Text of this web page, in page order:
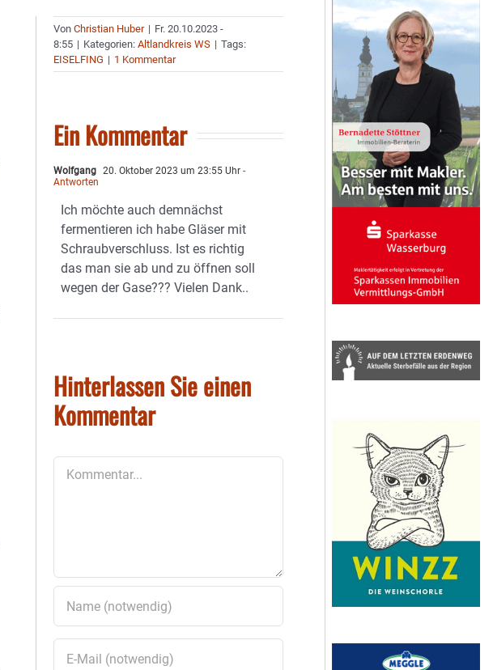
VonChristian Huber | Fr. 20.10.2023 -
8:55 | Kategorien:Altlandkreis WS | Tags:
EISELFING | 1 Kommentar
Ein Kommentar
Wolfgang 20. Oktober 2023 um 23:55 Uhr -
Antworten
Ich möchte auch demnächst
fermentieren ich habe Gläser mit
Schraubverschluss. Ist es richtig
das man sie ab und zu öffnen soll
wegen der Gase??? Vielen Dank..
Hinterlassen Sie einen
Kommentar